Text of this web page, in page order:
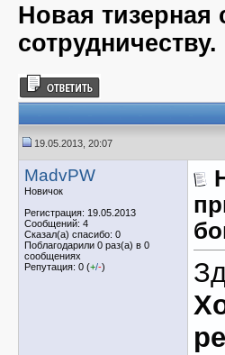
Новая тизерная
19.05.2013, 20:07
MadvPW
Новичок
Регистрация: 19.05.2013
Сообщений: 4
Сказал(а) спасибо: 0
Поблагодарили 0 раз(а) в 0
сообщениях
Репутация: 0 (+/-)